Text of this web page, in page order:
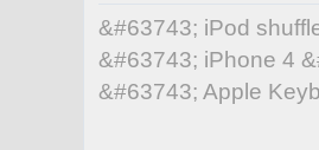
&#63743; iPod
&#63743; iPhone 4
&#63743; Apple